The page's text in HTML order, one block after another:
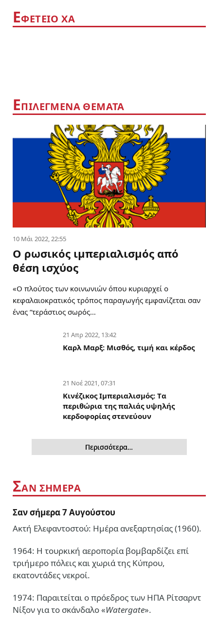
ΕΦΕΤΕΙΟ ΧΑ
ΕΠΙΛΕΓΜΕΝΑ ΘΕΜΑΤΑ
10 Μάι 2022, 22:55
Ο ρωσικός ιμπεριαλισμός από
θέση ισχύος
«Ο πλούτος των κοινωνιών όπου κυριαρχεί ο
κεφαλαιοκρατικός τρόπος παραγωγής εμφανίζεται σαν
ένας “τεράστιος σωρός…
21 Απρ 2022, 13:42
Καρλ Μαρξ: Μισθός, τιμή και κέρδος
21 Νοέ 2021, 07:31
Κινέζικος Ιμπεριαλισμός: Tα
περιθώρια της παλιάς υψηλής
κερδοφορίας στενεύουν
Περισσότερα…
ΣΑΝ ΣΗΜΕΡΑ
Σαν σήμερα 7 Αυγούστου
Ακτή Ελεφαντοστού: Ημέρα ανεξαρτησίας (1960).
1964: Η τουρκική αεροπορία βομβαρδίζει επί
τριήμερο πόλεις και χωριά της Κύπρου,
εκατοντάδες νεκροί.
1974: Παραιτείται ο πρόεδρος των ΗΠΑ Ρίτσαρντ
Νίξον για το σκάνδαλο «Watergate».